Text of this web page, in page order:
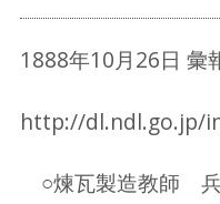
1888年10月26日 彙
http://dl.ndl.go.jp/
○煉瓦製造教師